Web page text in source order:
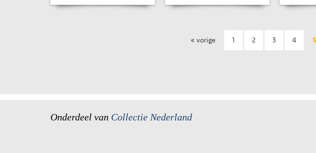
« vorige 1 2 3 4 5
Onderdeel van Collectie Nederland